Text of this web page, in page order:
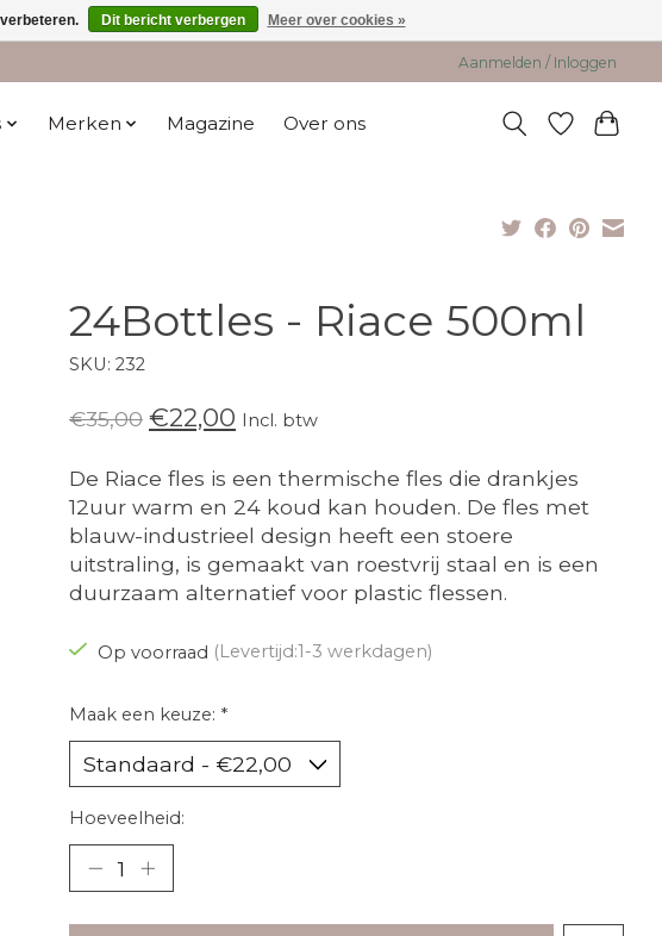
Aanmelden / Inloggen
Merken Magazine Over ons
24Bottles - Riace 500ml
SKU: 232
€35,00 €22,00 Incl. btw
De Riace fles is een thermische fles die drankjes
12uur warm en 24 koud kan houden. De fles met
blauw-industrieel design heeft een stoere
uitstraling, is gemaakt van roestvrij staal en is een
duurzaam alternatief voor plastic flessen.
Op voorraad (Levertijd:1-3 werkdagen)
Maak een keuze: *
Hoeveelheid:
Dit bericht verbergen Meer over cookies »